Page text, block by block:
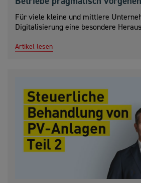
Für viele kleine und mittlere
Digitalisierung eine besondere
Artikel lesen